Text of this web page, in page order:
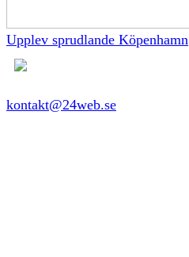
Upplev sprudlande Köpenhamn
kontakt@24web.se